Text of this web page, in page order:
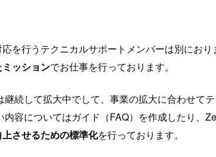
を行うテクニカルサポートメンバーは別にお
ッションでお仕事を行っております。
続して拡大中でして、事業の拡大に合わせて
容についてはガイド（FAQ）を作成したり
させるための標準化を行っております。